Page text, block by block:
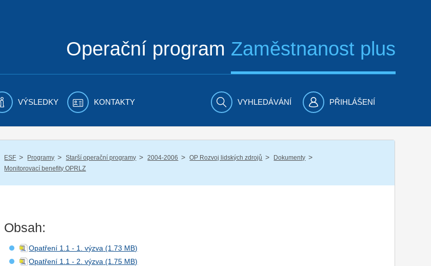
Operační program Zaměstnanost plus
VÝSLEDKY KONTAKTY VYHLEDÁVÁNÍ PŘIHLÁŠENÍ
ESF / Programy / Starší operační programy / 2004-2006 / OP Rozvoj lidských zdrojů / Dokumenty /
Monitorovací benefity OPRLZ
Obsah:
Opatření 1.1 - 1. výzva
Opatření 1.1 - 2. výzva